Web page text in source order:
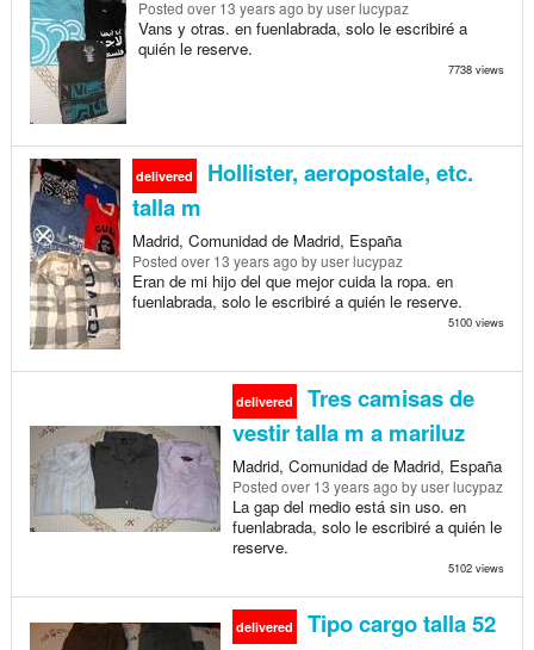
Posted over 13 years ago by user lucypaz
Vans y otras. en fuenlabrada, solo le escribiré a
quién le reserve.
7738 views
delivered
Hollister, aeropostale, etc.
talla m
Madrid, Comunidad de Madrid, España
Posted over 13 years ago by user lucypaz
Eran de mi hijo del que mejor cuida la ropa. en
fuenlabrada, solo le escribiré a quién le reserve.
5100 views
delivered
Tres camisas de
vestir talla m a mariluz
Madrid, Comunidad de Madrid, España
Posted over 13 years ago by user lucypaz
La gap del medio está sin uso. en
fuenlabrada, solo le escribiré a quién le
reserve.
5102 views
delivered Tipo cargo talla 52